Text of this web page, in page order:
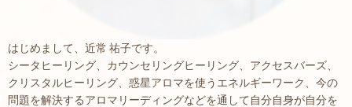
はじめまして、近常 祐子です。
シータヒーリング、カウンセリングヒーリング、アクセスバーズ、
クリスタルヒーリング、惑星アロマを使うエネルギーワーク、今の
問題を解決するアロマリーディングなどを通して自分自身が自分を